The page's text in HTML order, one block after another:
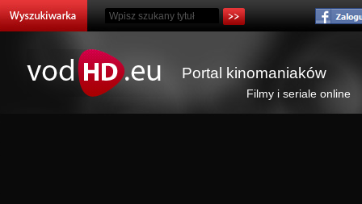
Portal kinomaniaków
Filmy i seriale online